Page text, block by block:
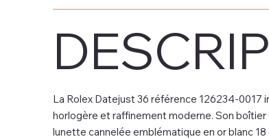
La Rolex Datejust 36 référence 126234-0017
horlogère et raffinement moderne. Son
lunette cannelée emblématique en or blanc